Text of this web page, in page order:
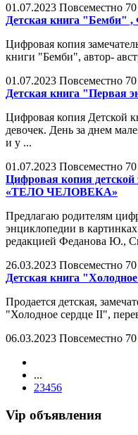
01.07.2023 Повсеместно 70
Детская книга "Бемби" ,
Цифровая копия
книги "Бемби", автор-
01.07.2023 Повсеместно 70
Детская книга "Первая
Цифровая копия Детской
девочек. День за днем
и у ...
01.07.2023 Повсеместно 70
Цифровая копия детской
«ТЕЛО ЧЕЛОВЕКА»
Предлагаю родителям
энциклопедии в
редакцией Феданова Ю.,
26.03.2023 Повсеместно 70
Детская книга
Продается детская,
"Холодное сердце II",
06.03.2023 Повсеместно 70
...
23456
Vip объявления